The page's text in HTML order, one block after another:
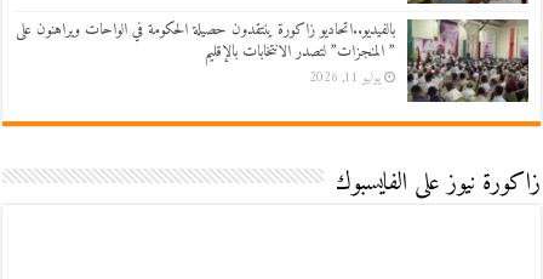
بالفيديو..اتحاديو زاكورة ينتقدون حصيلة الحكومة في الواحات ويراهنون على
” المنجزات” لتصدر الانتخابات بالإقليم
يوليو 11, 2026
زاكورة نيوز على الفايسبوك